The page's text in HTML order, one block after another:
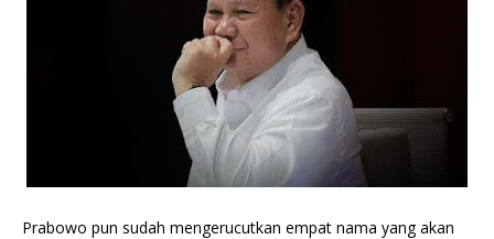
Prabowo pun sudah mengerucutkan empat nama yang akan